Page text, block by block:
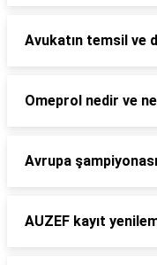
Avukatın temsil ve
Omeprol nedir ve
Avrupa
AUZEF kayıt